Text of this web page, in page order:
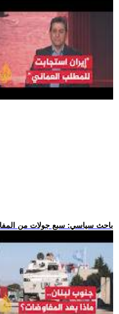
.. باحث سياسي: سبع جولات من